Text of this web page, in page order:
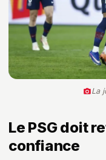
La
Le PSG doit
confiance